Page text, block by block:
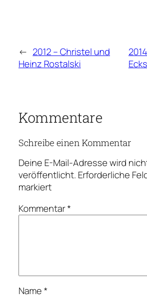
← 2012 – Christel und
Heinz Rostalski
Kommentare
Schreibe einen Kommentar
Deine E-Mail-Adresse wird
veröffentlicht. Erforderliche
markiert
Kommentar*
Name*